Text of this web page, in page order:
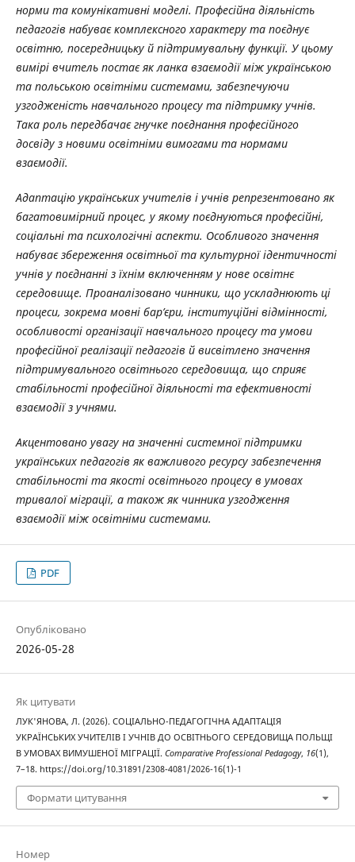
норми та комунікативні моделі. Професійна діяльність
педагогів набуває комплексного характеру та поєднує
освітню, посередницьку й підтримувальну функції. У цьому
вимірі вчитель постає як ланка взаємодії між українською
та польською освітніми системами, забезпечуючи
узгодженість навчального процесу та підтримку учнів.
Така роль передбачає гнучке поєднання професійного
досвіду з новими освітніми вимогами та нормами
взаємодії.
Адаптацію українських учителів і учнів репрезентовано як
багатовимірний процес, у якому поєднуються професійні,
соціальні та психологічні аспекти. Особливого значення
набуває збереження освітньої та культурної ідентичності
учнів у поєднанні з їхнім включенням у нове освітнє
середовище. Проаналізовано чинники, що ускладнюють ці
процеси, зокрема мовні бар’єри, інституційні відмінності,
особливості організації навчального процесу та умови
професійної реалізації педагогів й висвітлено значення
підтримувального освітнього середовища, що сприяє
стабільності професійної діяльності та ефективності
взаємодії з учнями.
Акцентовано увагу на значенні системної підтримки
українських педагогів як важливого ресурсу забезпечення
стабільності та якості освітнього процесу в умовах
тривалої міграції, а також як чинника узгодження
взаємодії між освітніми системами.
PDF
Опубліковано
2026-05-28
Як цитувати
ЛУК'ЯНОВА, Л. (2026). СОЦІАЛЬНО-ПЕДАГОГІЧНА АДАПТАЦІЯ
УКРАЇНСЬКИХ УЧИТЕЛІВ І УЧНІВ ДО ОСВІТНЬОГО СЕРЕДОВИЩА ПОЛЬЩІ
В УМОВАХ ВИМУШЕНОЇ МІГРАЦІЇ. Comparative Professional Pedagogy, 16(1),
7–18. https://doi.org/10.31891/2308-4081/2026-16(1)-1
Формати цитування
Номер